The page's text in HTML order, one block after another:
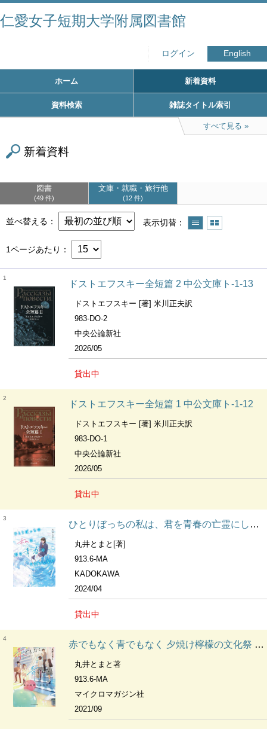
仁愛女子短期大学附属図書館
ログイン English
ホーム 新着資料
資料検索 雑誌タイトル索引
すべて見る
新着資料
図書
49 件
文庫・就職・旅行他
12 件
並べ替える 表示切替
1ページあたり
1
ドストエフスキー全短篇 2 中公文庫ト-1-13
ドストエフスキー [著] 米川正夫訳
983-DO-2
中央公論新社
2026/05
貸出中
2
ドストエフスキー全短篇 1 中公文庫ト-1-12
ドストエフスキー [著] 米川正夫訳
983-DO-1
中央公論新社
2026/05
貸出中
3
ひとりぼっちの私は、君を青春の亡霊にしない 角川文庫ま53-1
丸井とまと[著]
913.6-MA
KADOKAWA
2024/04
貸出中
4
赤でもなく青でもなく 夕焼け檸檬の文化祭 ことのは文庫
丸井とまと著
913.6-MA
マイクロマガジン社
2021/09